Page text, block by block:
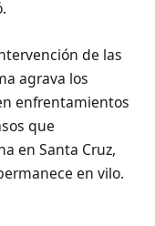
de las
agrava los
enfrentamientos
que
en Santa Cruz,
en vilo.